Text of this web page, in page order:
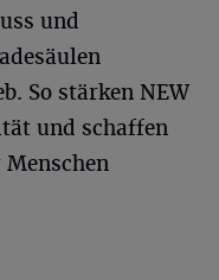
und
So stärken NEW
und schaffen